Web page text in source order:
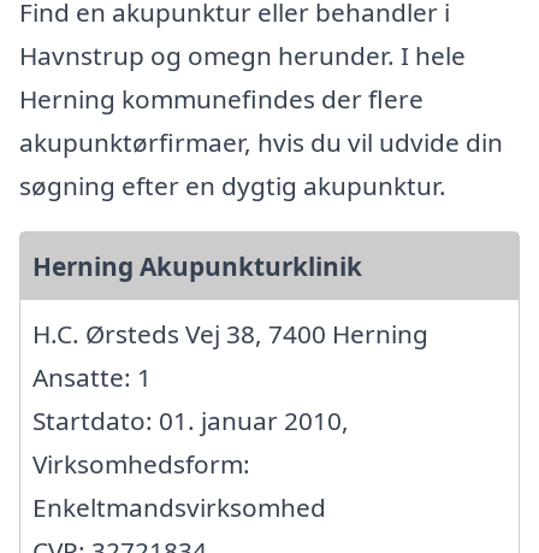
Find en akupunktur eller behandler i
Havnstrup og omegn herunder. I hele
Herning kommunefindes der flere
akupunktørfirmaer, hvis du vil udvide din
søgning efter en dygtig akupunktur.
Herning Akupunkturklinik
H.C. Ørsteds Vej 38, 7400 Herning
Ansatte: 1
Startdato: 01. januar 2010,
Virksomhedsform:
Enkeltmandsvirksomhed